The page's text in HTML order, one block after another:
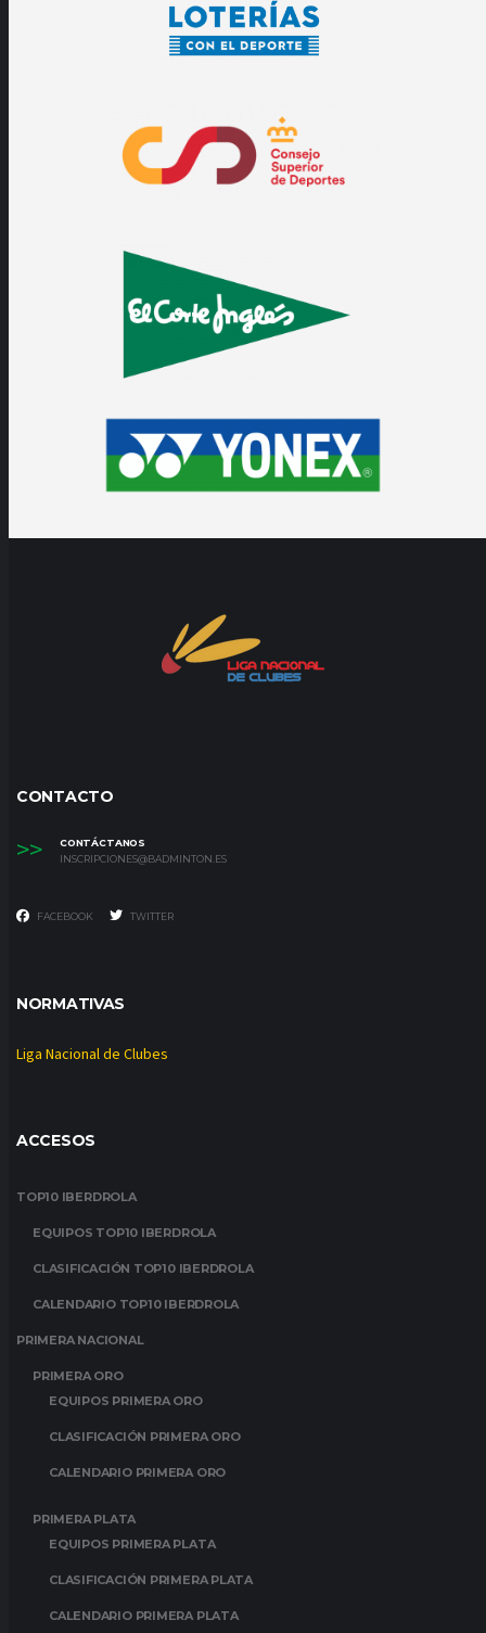
CONTACTO
>>
CONTÁCTANOS
INSCRIPCIONES@BADMINTON.ES
FACEBOOK TWITTER
NORMATIVAS
Liga Nacional de Clubes
ACCESOS
TOP10 IBERDROLA
EQUIPOS TOP10 IBERDROLA
CLASIFICACIÓN TOP10 IBERDROLA
CALENDARIO TOP10 IBERDROLA
PRIMERA NACIONAL
PRIMERA ORO
EQUIPOS PRIMERA ORO
CLASIFICACIÓN PRIMERA ORO
CALENDARIO PRIMERA ORO
PRIMERA PLATA
EQUIPOS PRIMERA PLATA
CLASIFICACIÓN PRIMERA PLATA
CALENDARIO PRIMERA PLATA